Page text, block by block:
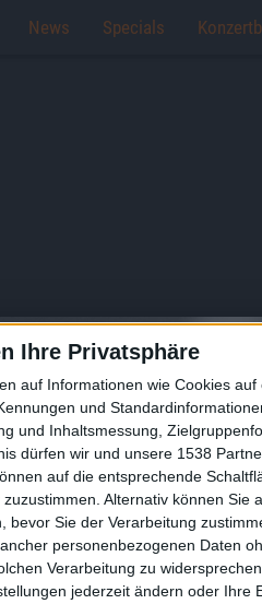
Ihre Privatsphäre
auf Informationen wie Cookies auf
und
und Inhaltsmessung,
dürfen wir und unsere 1538
auf die entsprechende
Alternativ können Sie
Sie der Verarbeitung
personenbezogenen Daten
Verarbeitung zu
jederzeit ändern oder Ihre
News Specials